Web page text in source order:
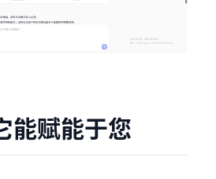
能赋能于您